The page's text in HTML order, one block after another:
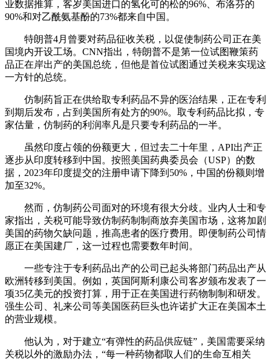
业数据推算，客岁美国进口的氢化可的松的96%、布洛芬的
90%和对乙酰氨基酚的73%都来自中国。
特朗普4月曾要对药品征收关税，以促使制药公司正在美
国境内开设工场。CNN指出，特朗普不是第一位试图鞭策药
品正在岸出产的美国总统，但他是首位试图通过关税来实现这
一方针的总统。
仿制药旨正在供给取专利药品不异的医治结果，正在专利
到期后发布，占到美国所有处方的90%。取专利药品比拟，专
家估量，仿制药的利润率凡是只要专利药品的一半。
虽然印度占领的份额更大，但过去二十年里，API出产正
逐步从印度转移到中国。按照美国药典委员会（USP）的数
据，2023年印度提交的注册申请下降到50%，中国的份额则增
加至32%。
然而，仿制药公司面对的环境有很大分歧。业内人士和专
家指出，关税可能导致仿制药制制商放弃美国市场，这将加剧
美国的药物欠缺问题，推高患者的医疗费用。即便制药公司情
愿正在美国建厂，这一过程也需要数年时间。
一些专注于专利药品出产的公司已起头将部门药品出产从
欧洲转移到美国。例如，英国阿斯利康公司客岁颁布发表了一
项35亿美元的投资打算，用于正在美国进行药物制制和研发。
强生公司、礼来公司等美国医药巨头也许诺扩大正在美国本土
的营业规模。
他认为，对于建立“有弹性的药品供应链”，美国需要采纳
关税以外的激励办法，“每一种药物都取人们的生命互相关